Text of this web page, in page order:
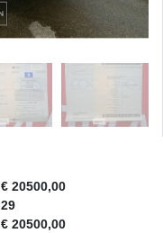
€ 20500,00
29
€ 20500,00